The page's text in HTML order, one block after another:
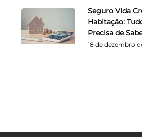
Seguro Vida
Habitação:
Precisa de
18 de dezembro